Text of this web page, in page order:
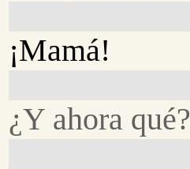
¡Mamá!
¿Y ahora qué?